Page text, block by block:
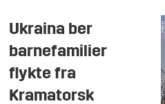
Ukraina ber
barnefamilier
flykte fra
Kramatorsk